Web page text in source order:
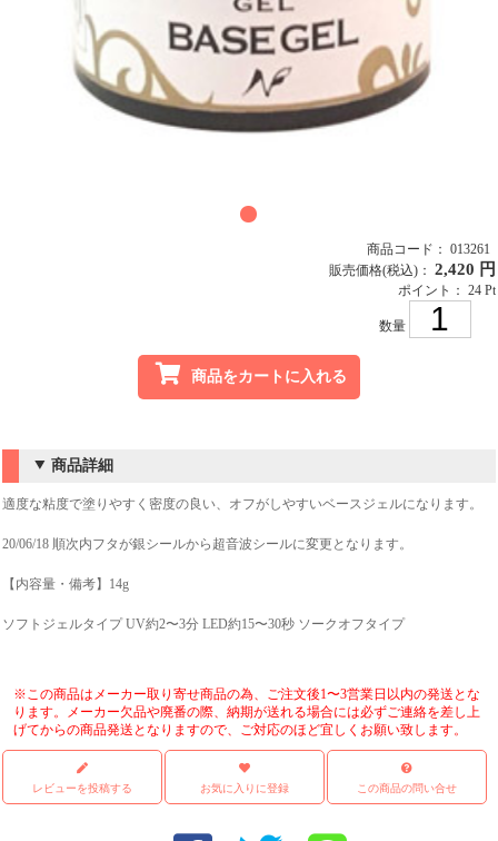
商品コード： 013261
販売価格(税込)： 2,420 円
ポイント： 24 Pt
数量
商品をカートに入れる
商品詳細
適度な粘度で塗りやすく密度の良い、オフがしやすいベースジェルになります。
20/06/18 順次内フタが銀シールから超音波シールに変更となります。
【内容量・備考】14g
ソフトジェルタイプ UV約2〜3分 LED約15〜30秒 ソークオフタイプ
※この商品はメーカー取り寄せ商品の為、ご注文後1〜3営業日以内の発送とな
ります。メーカー欠品や廃番の際、納期が送れる場合には必ずご連絡を差し上
げてからの商品発送となりますので、ご対応のほど宜しくお願い致します。
レビューを投稿する お気に入りに登録 この商品の問い合せ